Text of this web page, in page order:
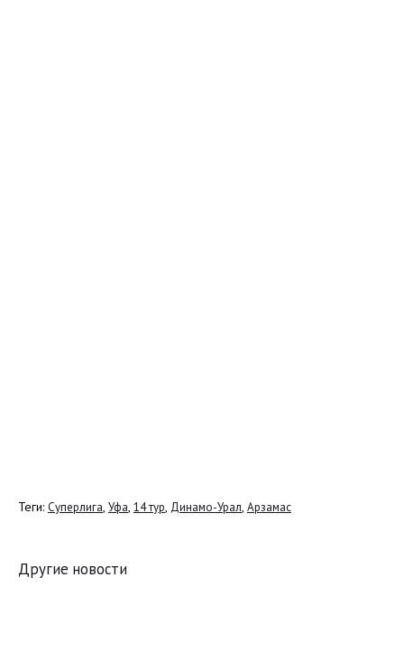
Теги: Суперлига, Уфа, 14 тур, Динамо-Урал, Арзамас
Другие новости